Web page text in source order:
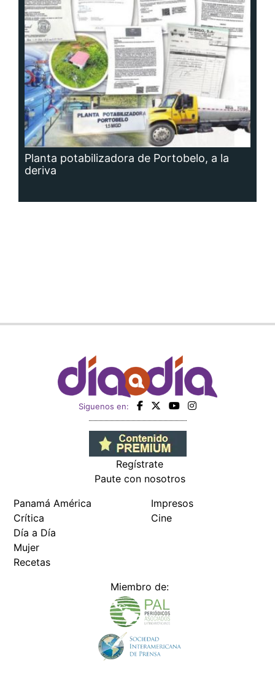
Planta potabilizadora de Portobelo, a la
deriva
Siguenos en:
Regístrate
Paute con nosotros
Panamá América
Crítica
Día a Día
Mujer
Recetas
Impresos
Cine
Miembro de: